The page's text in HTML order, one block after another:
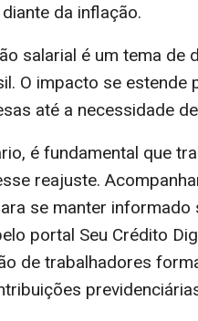
da inflação.
salarial é um tema de
O impacto se
até a necessidade
é fundamental que
reajuste.
se manter
portal Seu Crédito
de trabalhadores